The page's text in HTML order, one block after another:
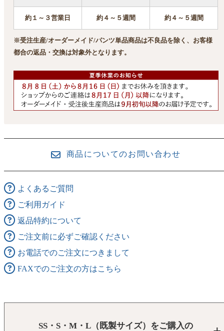
約１～３営業日 約４～５週間 約４～５週間
※受注生産/オーダーメイド/パンツ単品商品は不良品を除く、お客様
都合の返品・交換は対象外となります。
商品についてのお問い合わせ
よくあるご質問
ご利用ガイド
返品特約について
ご注文前に必ずご確認ください
お電話でのご注文につきまして
FAXでのご注文の方はこちら
SS・S・M・L（既製サイズ）をご購入の